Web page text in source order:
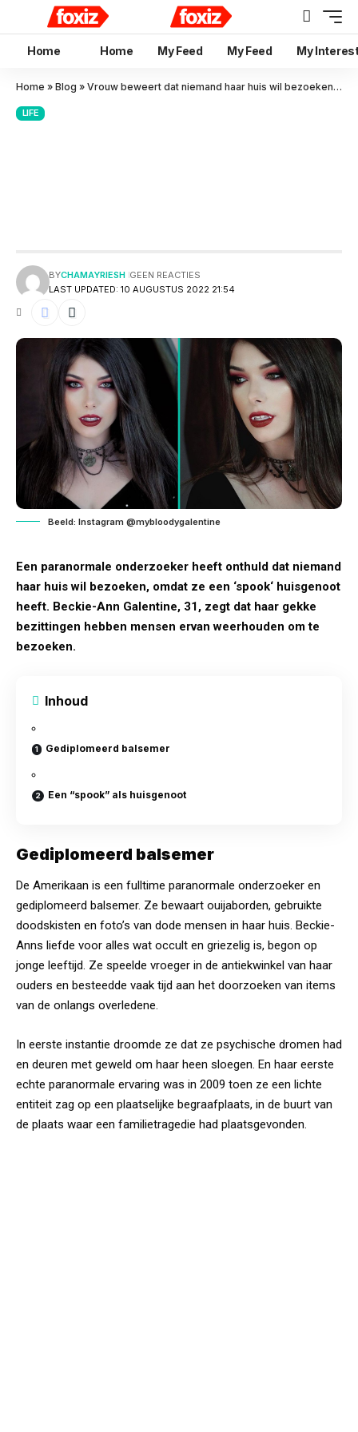
Home Home My Feed My Feed My
Home » Blog » Vrouw beweert dat niemand haar huis wil bezoeken: ze heeft een ‘spook’ als huisgenoot
LIFE
LAST UPDATED: 10 AUGUSTUS 2022 21:54
BYCHAMAYRIESH GEEN REACTIES
Beeld: Instagram @mybloodygalentine
Een paranormale onderzoeker heeft onthuld dat niemand
haar huis wil bezoeken, omdat ze een ‘spook‘ huisgenoot
heeft. Beckie-Ann Galentine, 31, zegt dat haar gekke
bezittingen hebben mensen ervan weerhouden om te
bezoeken.
Inhoud
Gediplomeerd balsemer
Een “spook” als huisgenoot
Gediplomeerd balsemer
De Amerikaan is een fulltime paranormale onderzoeker en
gediplomeerd balsemer. Ze bewaart ouijaborden, gebruikte
doodskisten en foto’s van dode mensen in haar huis. Beckie-
Anns liefde voor alles wat occult en griezelig is, begon op
jonge leeftijd. Ze speelde vroeger in de antiekwinkel van haar
ouders en besteedde vaak tijd aan het doorzoeken van items
van de onlangs overledene.
In eerste instantie droomde ze dat ze psychische dromen had
en deuren met geweld om haar heen sloegen. En haar eerste
echte paranormale ervaring was in 2009 toen ze een lichte
entiteit zag op een plaatselijke begraafplaats, in de buurt van
de plaats waar een familietragedie had plaatsgevonden.